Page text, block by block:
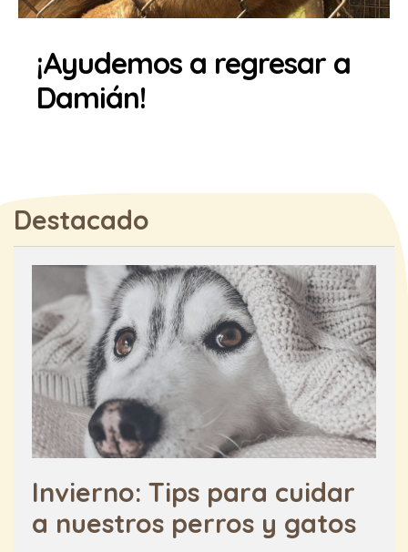
¡Ayudemos a regresar a
Damián!
Destacado
Invierno: Tips para cuidar
a nuestros perros y gatos